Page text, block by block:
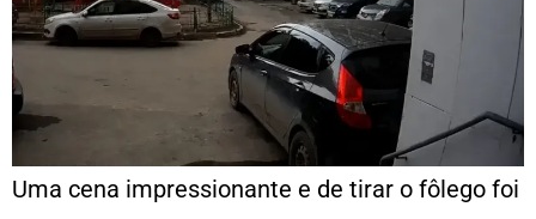
Uma cena impressionante e de tirar o fôlego foi